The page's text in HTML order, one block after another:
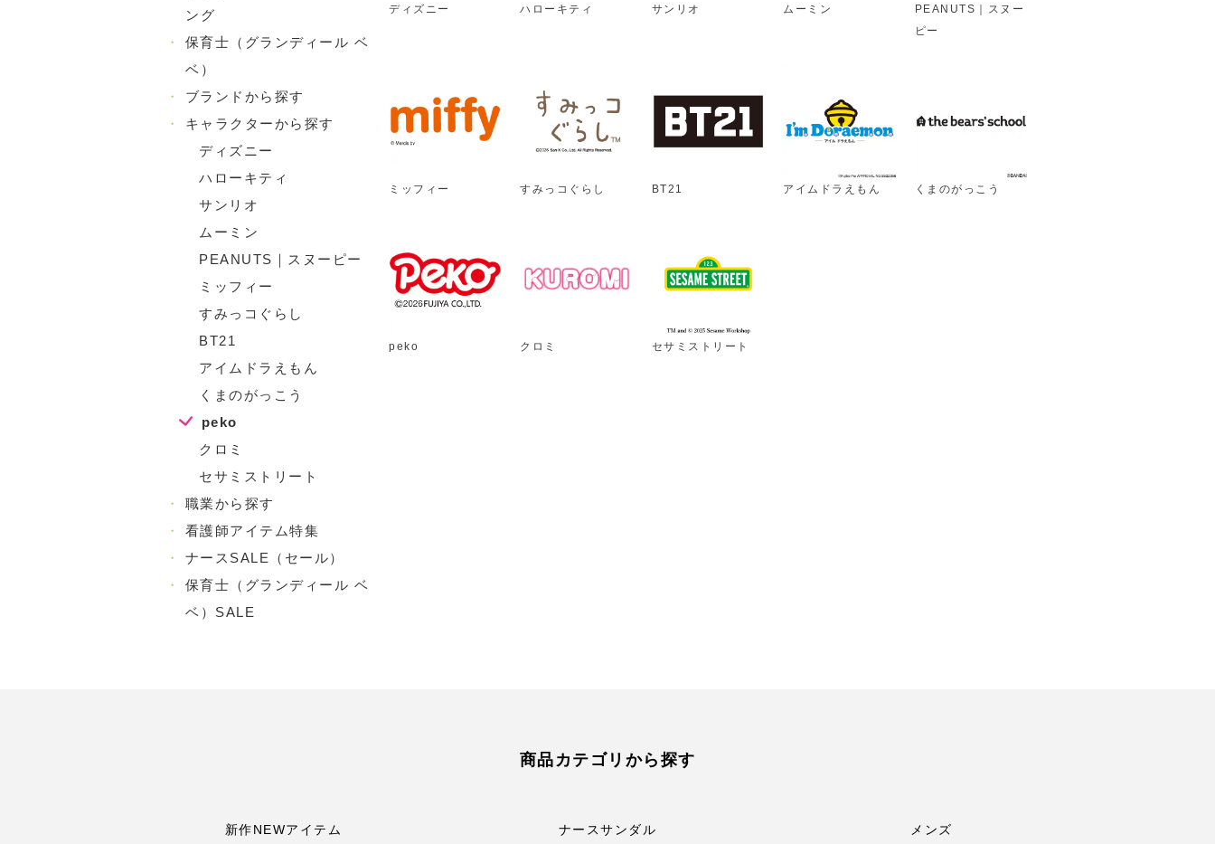
ング
・
保育士（グランディール ベ
ベ）
・
ブランドから探す
・
キャラクターから探す
ディズニー
ハローキティ
サンリオ
ムーミン
PEANUTS｜スヌーピー
ミッフィー
すみっコぐらし
BT21
アイムドラえもん
くまのがっこう
peko
クロミ
セサミストリート
・
職業から探す
・
看護師アイテム特集
・
ナースSALE（セール）
・
保育士（グランディール ベ
ベ）SALE
ディズニー ハローキティ サンリオ ムーミン
PEANUTS｜スヌー
ピー
ミッフィー すみっコぐらし BT21 アイムドラえもん くまのがっこう
peko クロミ セサミストリート
商品カテゴリから探す
新作NEWアイテム
ナースサンダル
メンズ